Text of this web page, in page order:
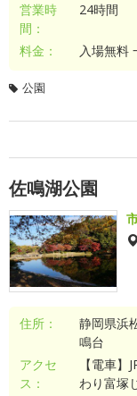
営業時
間：
24時間
料金： 入場無料
公園
佐鳴湖公園
住所：
静岡県浜
鳴台
アクセ
ス：
【電車
わり富塚